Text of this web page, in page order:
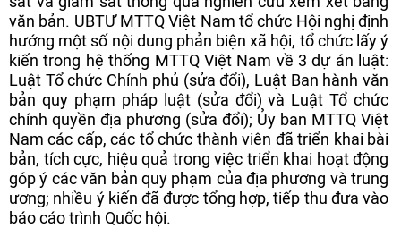
văn bản. UBTƯ MTTQ Việt Nam tổ chức Hội nghị định
hướng một số nội dung phản biện xã hội, tổ chức lấy ý
kiến trong hệ thống MTTQ Việt Nam về 3 dự án luật:
Luật Tổ chức Chính phủ (sửa đổi), Luật Ban hành văn
bản quy phạm pháp luật (sửa đổi) và Luật Tổ chức
chính quyền địa phương (sửa đổi); Ủy ban MTTQ Việt
Nam các cấp, các tổ chức thành viên đã triển khai bài
bản, tích cực, hiệu quả trong việc triển khai hoạt động
góp ý các văn bản quy phạm của địa phương và trung
ương; nhiều ý kiến đã được tổng hợp, tiếp thu đưa vào
báo cáo trình Quốc hội.